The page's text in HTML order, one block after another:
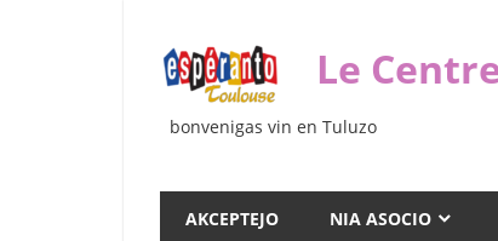
enhavo
Le
bonvenigas vin en Tuluzo
AKCEPTEJO NIA ASOCIO